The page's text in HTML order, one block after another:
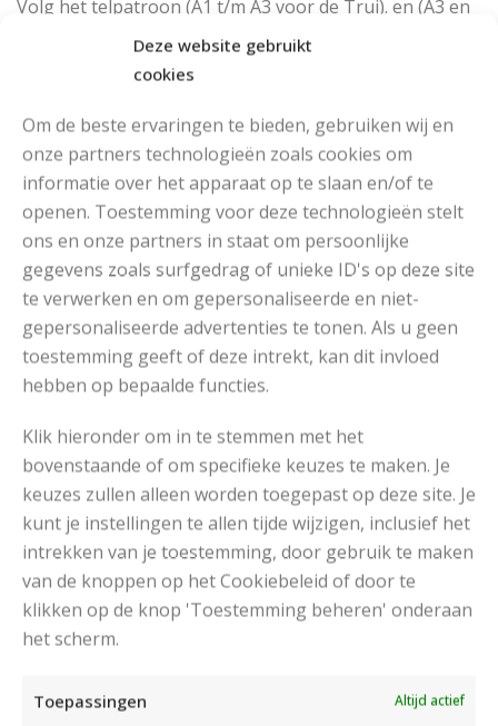
Deze website gebruikt
cookies
Om de beste ervaringen te bieden, gebruiken wij en
onze partners technologieën zoals cookies om
informatie over het apparaat op te slaan en/of te
openen. Toestemming voor deze technologieën stelt
ons en onze partners in staat om persoonlijke
gegevens zoals surfgedrag of unieke ID's op deze site
te verwerken en om gepersonaliseerde en niet-
gepersonaliseerde advertenties te tonen. Als u geen
toestemming geeft of deze intrekt, kan dit invloed
hebben op bepaalde functies.
Klik hieronder om in te stemmen met het
bovenstaande of om specifieke keuzes te maken. Je
keuzes zullen alleen worden toegepast op deze site. Je
kunt je instellingen te allen tijde wijzigen, inclusief het
intrekken van je toestemming, door gebruik te maken
van de knoppen op het Cookiebeleid of door te
klikken op de knop 'Toestemming beheren' onderaan
het scherm.
Toepassingen
Altijd actief
Volg het telpatroon (A1 t/m A3 voor de Trui). en (A3 en
A4 voor de Muts).
Lees zorgvuldig de beschrijving van de onderdelen.
Afwerking:
Heel veel plezier met het maken van deze Set. Het
garen is eveneens verkrijgbaar in veel andere mooie
tinten en u kunt voor deze Set ook een andere kleur
kiezen. Dit naar uw eigen smaak en voorkeur.
Gebruikt garen Aantal Prijs
Drops Karisma Uni
Colour (50 gr)
650 – 700 – 750 –
850 – 950 – 1000
Drops Karisma Mix
(50 gr)
650 – 700 – 750 –
850 – 950 – 1000
€
2,40
Download Patroon